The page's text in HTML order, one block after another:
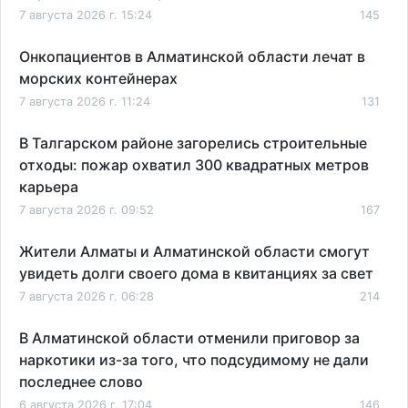
7 августа 2026 г. 15:24 145
Онкопациентов в Алматинской области лечат в
морских контейнерах
7 августа 2026 г. 11:24 131
В Талгарском районе загорелись строительные
отходы: пожар охватил 300 квадратных метров
карьера
7 августа 2026 г. 09:52 167
Жители Алматы и Алматинской области смогут
увидеть долги своего дома в квитанциях за свет
7 августа 2026 г. 06:28 214
В Алматинской области отменили приговор за
наркотики из-за того, что подсудимому не дали
последнее слово
6 августа 2026 г. 17:04 146